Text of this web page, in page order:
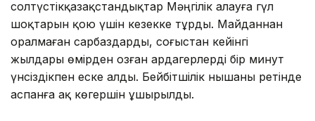
солтүстікқазақстандықтар Мәңгілік алауға гүл
шоқтарын қою үшін кезекке тұрды. Майданнан
оралмаған сарбаздарды, соғыстан кейінгі
жылдары өмірден озған ардагерлерді бір минут
үнсіздікпен еске алды. Бейбітшілік нышаны ретінде
аспанға ақ көгершін ұшырылды.